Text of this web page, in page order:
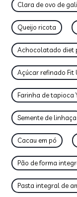
Clara de ovo de
Queijo ricota
Achocolatado diet
Açúcar refinado Fit
Farinha de tapioca
Semente de linhaça
Cacau em pó
Pão de forma
Pasta integral de